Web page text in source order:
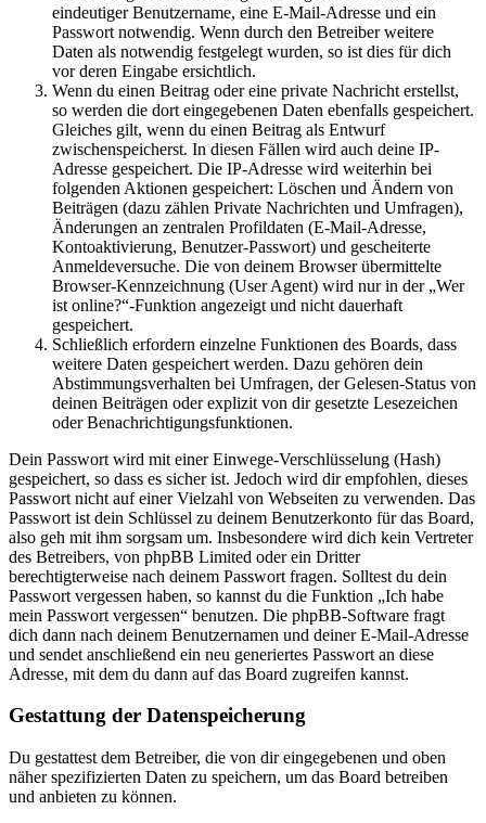
eindeutiger Benutzername, eine E-Mail-Adresse und ein
Passwort notwendig. Wenn durch den Betreiber weitere
Daten als notwendig festgelegt wurden, so ist dies für dich
vor deren Eingabe ersichtlich.
Wenn du einen Beitrag oder eine private Nachricht erstellst,
so werden die dort eingegebenen Daten ebenfalls gespeichert.
Gleiches gilt, wenn du einen Beitrag als Entwurf
zwischenspeicherst. In diesen Fällen wird auch deine IP-
Adresse gespeichert. Die IP-Adresse wird weiterhin bei
folgenden Aktionen gespeichert: Löschen und Ändern von
Beiträgen (dazu zählen Private Nachrichten und Umfragen),
Änderungen an zentralen Profildaten (E-Mail-Adresse,
Kontoaktivierung, Benutzer-Passwort) und gescheiterte
Anmeldeversuche. Die von deinem Browser übermittelte
Browser-Kennzeichnung (User Agent) wird nur in der „Wer
ist online?“-Funktion angezeigt und nicht dauerhaft
gespeichert.
Schließlich erfordern einzelne Funktionen des Boards, dass
weitere Daten gespeichert werden. Dazu gehören dein
Abstimmungsverhalten bei Umfragen, der Gelesen-Status von
deinen Beiträgen oder explizit von dir gesetzte Lesezeichen
oder Benachrichtigungsfunktionen.
Dein Passwort wird mit einer Einwege-Verschlüsselung (Hash)
gespeichert, so dass es sicher ist. Jedoch wird dir empfohlen, dieses
Passwort nicht auf einer Vielzahl von Webseiten zu verwenden. Das
Passwort ist dein Schlüssel zu deinem Benutzerkonto für das Board,
also geh mit ihm sorgsam um. Insbesondere wird dich kein Vertreter
des Betreibers, von phpBB Limited oder ein Dritter
berechtigterweise nach deinem Passwort fragen. Solltest du dein
Passwort vergessen haben, so kannst du die Funktion „Ich habe
mein Passwort vergessen“ benutzen. Die phpBB-Software fragt
dich dann nach deinem Benutzernamen und deiner E-Mail-Adresse
und sendet anschließend ein neu generiertes Passwort an diese
Adresse, mit dem du dann auf das Board zugreifen kannst.
Gestattung der Datenspeicherung
Du gestattest dem Betreiber, die von dir eingegebenen und oben
näher spezifizierten Daten zu speichern, um das Board betreiben
und anbieten zu können.